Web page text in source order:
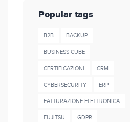
Popular tags
B2B BACKUP
BUSINESS CUBE
CERTIFICAZIONI CRM
CYBERSECURITY ERP
FATTURAZIONE ELETTRONICA
FUJITSU GDPR